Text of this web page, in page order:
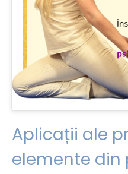
Aplicații ale
elemente din